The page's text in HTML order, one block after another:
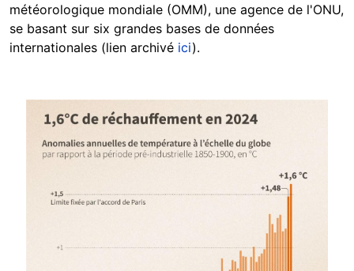
météorologique mondiale (OMM), une agence de l'ONU,
se basant sur six grandes bases de données
internationales (lien archivé ici).